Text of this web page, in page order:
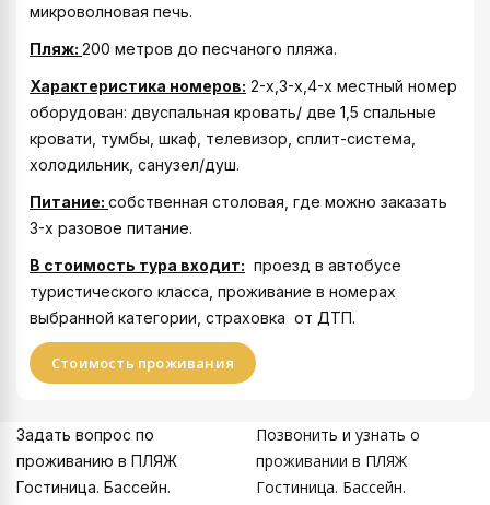
микроволновая печь.
Пляж: 200 метров до песчаного пляжа.
Характеристика номеров: 2-х,3-х,4-х местный номер
оборудован: двуспальная кровать/ две 1,5 спальные
кровати, тумбы, шкаф, телевизор, сплит-система,
холодильник, санузел/душ.
Питание: собственная столовая, где можно заказать
3-х разовое питание.
В стоимость тура входит: проезд в автобусе
туристического класса, проживание в номерах
выбранной категории, страховка от ДТП.
Стоимость проживания
Задать вопрос по
проживанию в ПЛЯЖ
Гостиница. Бассейн.
Позвонить и узнать о
проживании в ПЛЯЖ
Гостиница. Бассейн.